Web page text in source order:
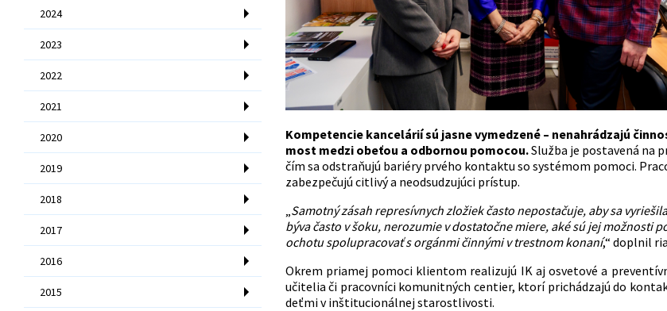
2024
2023
2022
2021
2020
2019
2018
2017
2016
2015
Kompetencie kancelárií sú jasne vymedzené – nenahrádzajú
most medzi obeťou a odbornou pomocou.Služba je postavená na
čím sa odstraňujú bariéry prvého kontaktu so systémom pomoci.
zabezpečujú citlivý a neodsudzujúci prístup.
Samotný zásah represívnych zložiek často nepostačuje, aby sa
býva často v šoku, nerozumie v dostatočne miere, aké sú jej možnosti
ochotu spolupracovať s orgánmi činnými v trestnom konaní,“ doplnil
Okrem priamej pomoci klientom realizujú IK aj osvetové a
učitelia či pracovníci komunitných centier, ktorí prichádzajú do
deťmi v inštitucionálnej starostlivosti.